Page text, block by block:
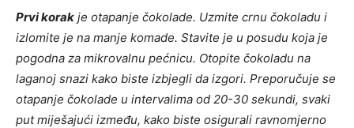
Prvi korak je otapanje čokolade. Uzmite crnu čokoladu i
izlomite je na manje komade. Stavite je u posudu koja je
pogodna za mikrovalnu pećnicu. Otopite čokoladu na
laganoj snazi kako biste izbjegli da izgori. Preporučuje se
otapanje čokolade u intervalima od 20-30 sekundi, svaki
put miješajući između, kako biste osigurali ravnomjerno